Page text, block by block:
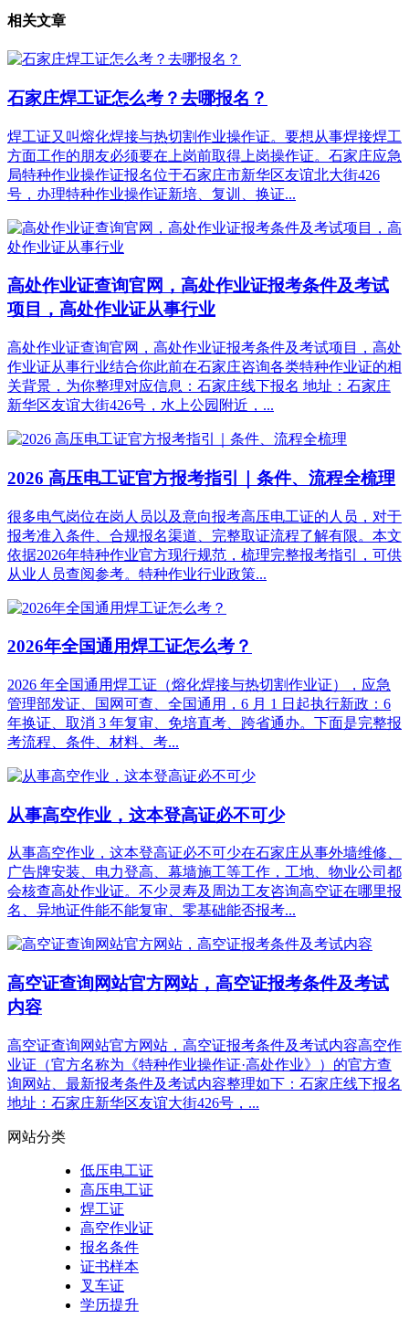
相关文章
石家庄焊工证怎么考？去哪报名？
焊工证又叫熔化焊接与热切割作业操作证。要想从事焊接焊工
方面工作的朋友必须要在上岗前取得上岗操作证。石家庄应急
局特种作业操作证报名位于石家庄市新华区友谊北大街426
号，办理特种作业操作证新培、复训、换证...
高处作业证查询官网，高处作业证报考条件及考试
项目，高处作业证从事行业
高处作业证查询官网，高处作业证报考条件及考试项目，高处
作业证从事行业结合你此前在石家庄咨询各类特种作业证的相
关背景，为你整理对应信息：石家庄线下报名 地址：石家庄
新华区友谊大街426号，水上公园附近，...
2026 高压电工证官方报考指引｜条件、流程全梳理
很多电气岗位在岗人员以及意向报考高压电工证的人员，对于
报考准入条件、合规报名渠道、完整取证流程了解有限。本文
依据2026年特种作业官方现行规范，梳理完整报考指引，可供
从业人员查阅参考。特种作业行业政策...
2026年全国通用焊工证怎么考？
2026 年全国通用焊工证（熔化焊接与热切割作业证），应急
管理部发证、国网可查、全国通用，6 月 1 日起执行新政：6
年换证、取消 3 年复审、免培直考、跨省通办。下面是完整报
考流程、条件、材料、考...
从事高空作业，这本登高证必不可少
从事高空作业，这本登高证必不可少在石家庄从事外墙维修、
广告牌安装、电力登高、幕墙施工等工作，工地、物业公司都
会核查高处作业证。不少灵寿及周边工友咨询高空证在哪里报
名、异地证件能不能复审、零基础能否报考...
高空证查询网站官方网站，高空证报考条件及考试
内容
高空证查询网站官方网站，高空证报考条件及考试内容高空作
业证（官方名称为《特种作业操作证·高处作业》）的官方查
询网站、最新报考条件及考试内容整理如下：石家庄线下报名
地址：石家庄新华区友谊大街426号，...
网站分类
低压电工证
高压电工证
焊工证
高空作业证
报名条件
证书样本
叉车证
学历提升